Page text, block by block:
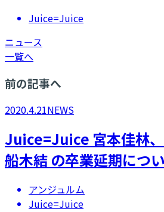
Juice=Juice
ニュース
一覧へ
前の記事へ
2020.4.21NEWS
Juice=Juice 宮本佳林
船木結 の卒業延期につ
アンジュルム
Juice=Juice